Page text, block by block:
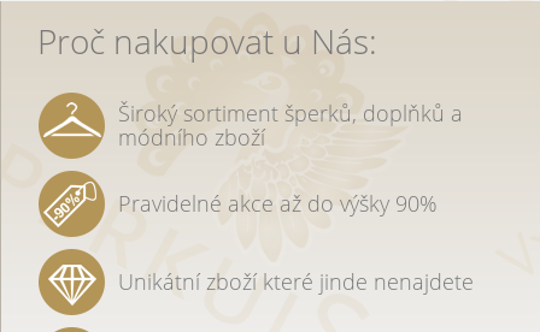
Proč nakupovat u Nás:
Široký sortiment šperků, doplňků a
módního zboží
Pravidelné akce až do výšky 90%
Unikátní zboží které jinde nenajdete